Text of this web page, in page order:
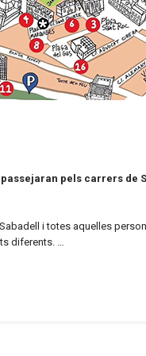
pels carrers de
i totes aquelles
diferents. …